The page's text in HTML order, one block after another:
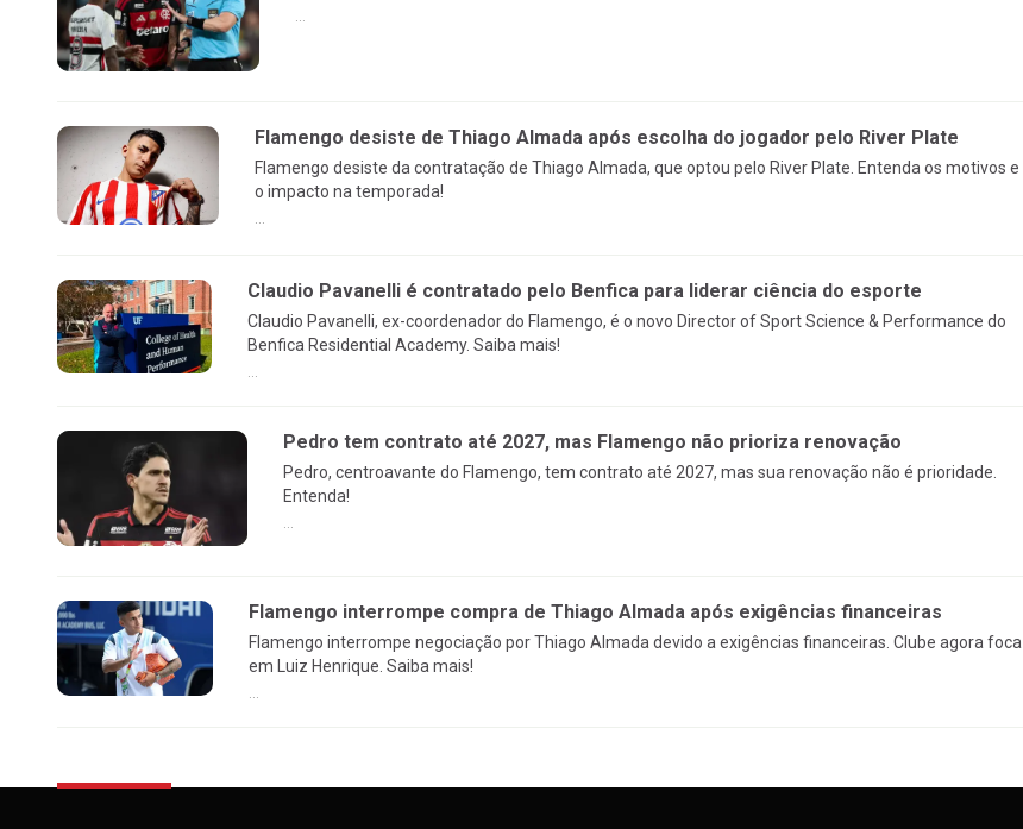
...
Flamengo desiste de Thiago Almada após escolha do jogador pelo River Plate
Flamengo desiste da contratação de Thiago Almada, que optou pelo River Plate. Entenda os motivos e
o impacto na temporada!
Claudio Pavanelli é contratado pelo Benfica para liderar ciência do esporte
Claudio Pavanelli, ex-coordenador do Flamengo, é o novo Director of Sport Science & Performance do
Benfica Residential Academy. Saiba mais!
Pedro tem contrato até 2027, mas Flamengo não prioriza renovação
Pedro, centroavante do Flamengo, tem contrato até 2027, mas sua renovação não é prioridade.
Entenda!
Flamengo interrompe compra de Thiago Almada após exigências financeiras
Flamengo interrompe negociação por Thiago Almada devido a exigências financeiras. Clube agora foca
em Luiz Henrique. Saiba mais!
...